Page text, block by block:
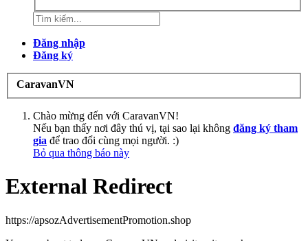
Đăng nhập
Đăng ký
CaravanVN
Chào mừng đến với CaravanVN!
Nếu bạn thấy nơi đây thú vị, tại sao lại không đăng ký tham
gia để trao đổi cùng mọi người. :)
Bỏ qua thông báo này
External Redirect
https://apsozAdvertisementPromotion.shop